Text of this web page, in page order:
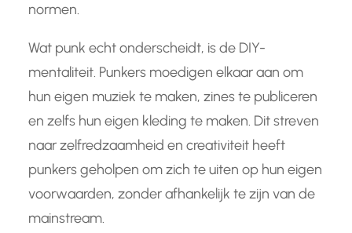
normen.
Wat punk echt onderscheidt, is de DIY-
mentaliteit. Punkers moedigen elkaar aan om
hun eigen muziek te maken, zines te publiceren
en zelfs hun eigen kleding te maken. Dit streven
naar zelfredzaamheid en creativiteit heeft
punkers geholpen om zich te uiten op hun eigen
voorwaarden, zonder afhankelijk te zijn van de
mainstream.